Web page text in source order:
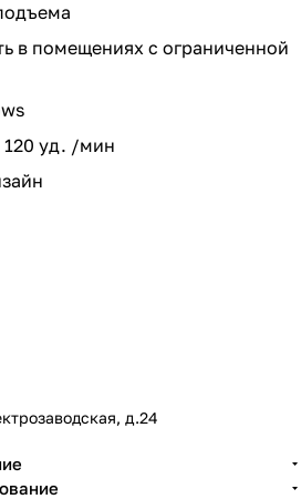
в помещениях с ограниченной
120 уд. /мин
д.24